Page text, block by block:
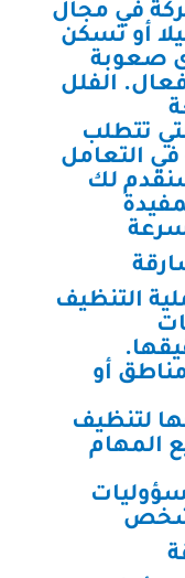
في مجال
أو تسكن
صعوبة
الفلل
تتطلب
في التعامل
لك
التنظيف
أو
لتنظيف
المهام
شخص